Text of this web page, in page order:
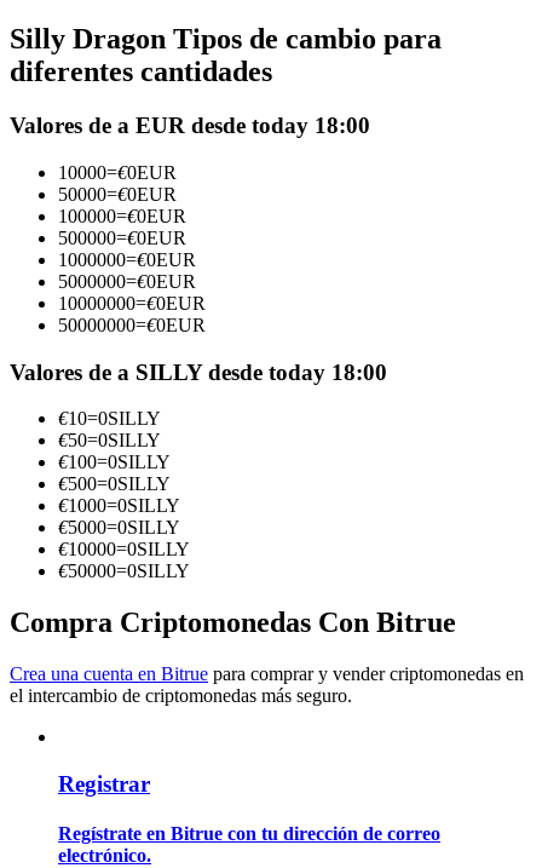
Copiar Trading
Únete a los mejores traders
Conviértete en un Trader de Copia
Disfruta del reparto de beneficios y comisiones de copy trading
Información
Silly Dragon Tipos de cambio para
diferentes cantidades
Valores de a EUR desde today 18:00
10000=€0EUR
50000=€0EUR
100000=€0EUR
500000=€0EUR
1000000=€0EUR
5000000=€0EUR
10000000=€0EUR
50000000=€0EUR
Valores de a SILLY desde today 18:00
€10=0SILLY
€50=0SILLY
€100=0SILLY
€500=0SILLY
€1000=0SILLY
€5000=0SILLY
€10000=0SILLY
€50000=0SILLY
Compra Criptomonedas Con Bitrue
Crea una cuenta en Bitrue para comprar y vender criptomonedas en
el intercambio de criptomonedas más seguro.
Registrar
Regístrate en Bitrue con tu dirección de correo
electrónico.